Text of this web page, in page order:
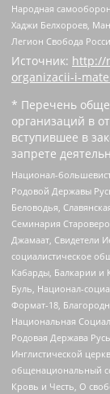
Народная
Хаджи Белхороев,
Легион Свобода
Источник: http://
organizacii-i-
* Перечень
организаций в
вступившее в
запрете
Национал-
Родовой Державы
Беловодья,
Семинария
Джамаат, Свидетели
социалистическое
Кабарды, Балкарии и
Буль, Национал-
Формат-18,
Национальная
Родовая Держава
Инглистической
общенациональный
Кровь и Честь, О